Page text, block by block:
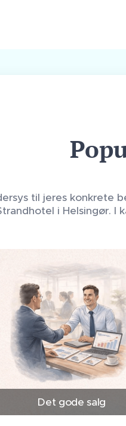
til jeres konkrete
i Helsingør. I
Det gode salg